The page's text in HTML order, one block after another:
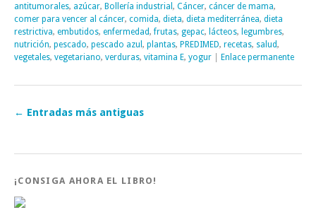
antitumorales, azúcar, Bollería industrial , Cáncer, cáncer de mama,
comer para vencer al cáncer, comida, dieta, dieta mediterránea, dieta
restrictiva, embutidos, enfermedad,frutas, gepac, lácteos, legumbres,
nutrición, pescado, pescado azul , plantas, PREDIMED, recetas, salud,
vegetales, vegetariano, verduras, vitamina E, yogur Enlace permanente
← Entradas más antiguas
¡CONSIGA AHORA EL LIBRO!